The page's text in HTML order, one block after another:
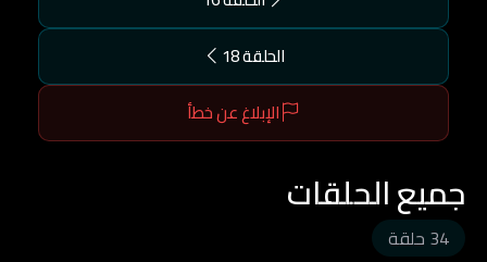
الحلقة 18
الإبلاغ عن خطأ
جميع الحلقات
34 حلقة